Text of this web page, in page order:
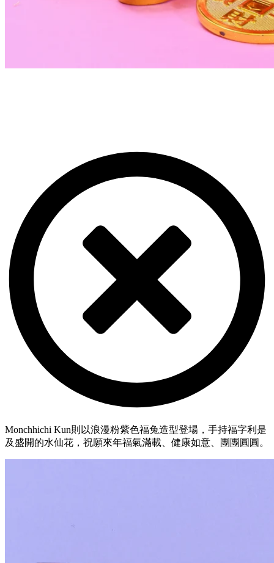
Monchhichi Kun則以浪漫粉紫色福兔造型登場，手持福字利是
及盛開的水仙花，祝願來年福氣滿載、健康如意、團團圓圓。